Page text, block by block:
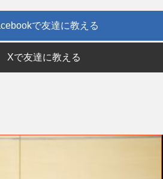
で友達に教える
Xで友達に教える